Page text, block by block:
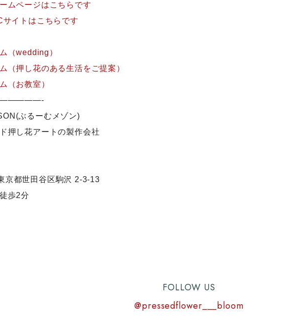
ムページはこちらです
サイトはこちらです
（wedding）
（押し花のある生活をご提案）
（お教室）
ぶるーむメゾン)
押し花アートの製作会社
京都世田谷区駒沢 2-3-13
歩2分
FOLLOW US
@pressedflower___bloom